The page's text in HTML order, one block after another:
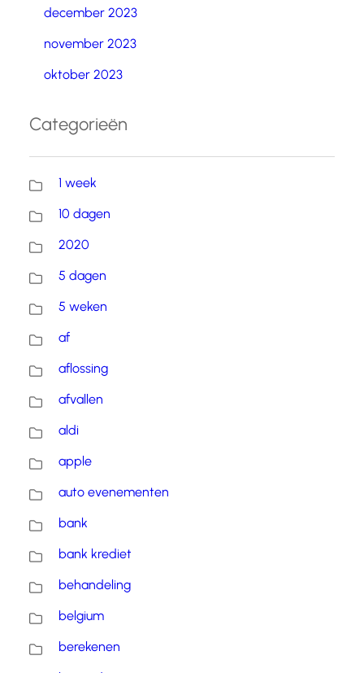
december 2023
november 2023
oktober 2023
Categorieën
1 week
10 dagen
2020
5 dagen
5 weken
af
aflossing
afvallen
aldi
apple
auto evenementen
bank
bank krediet
behandeling
belgium
berekenen